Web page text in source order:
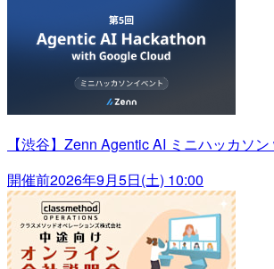
【渋谷】Zenn Agentic AI ミニハッカソ
開催前2026年9月5日(土) 10:00